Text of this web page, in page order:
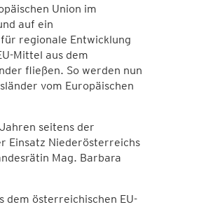
Union im
auf ein
regionale Entwicklung
Mittel aus dem
fließen. So werden nun
vom Europäischen
seitens der
Einsatz Niederösterreichs
Mag. Barbara
dem österreichischen EU-